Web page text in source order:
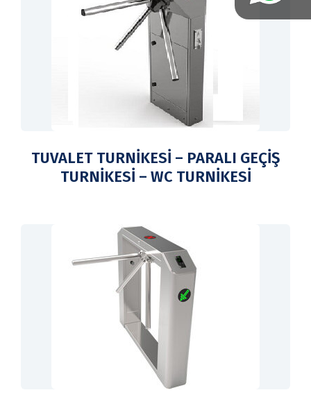
TUVALET TURNİKESİ – PARALI GEÇİŞ
TURNİKESİ – WC TURNİKESİ